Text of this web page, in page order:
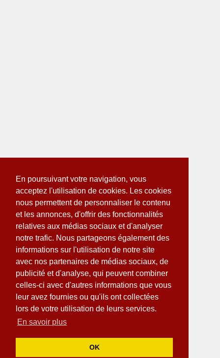
En poursuivant votre navigation, vous
acceptez l'utilisation de cookies. Les cookies
nous permettent de personnaliser le contenu
et les annonces, d'offrir des fonctionnalités
relatives aux médias sociaux et d'analyser
notre trafic. Nous partageons également des
informations sur l'utilisation de notre site
avec nos partenaires de médias sociaux, de
publicité et d'analyse, qui peuvent combiner
celles-ci avec d'autres informations que vous
leur avez fournies ou qu'ils ont collectées
lors de votre utilisation de leurs services.
En savoir plus
OK